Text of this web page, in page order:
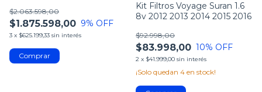
$1.875.598,00
$2.063.598,00
9% OFF
3 x $625.199,33 sin interés
Kit Filtros Voyage Suran 1.6
8v 2012 2013 2014 2015 2016
$83.998,00
$92.998,00
10% OFF
2 x $41.999,00 sin interés
¡Solo quedan 4 en stock!